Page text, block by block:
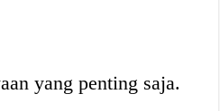
yang penting saja.